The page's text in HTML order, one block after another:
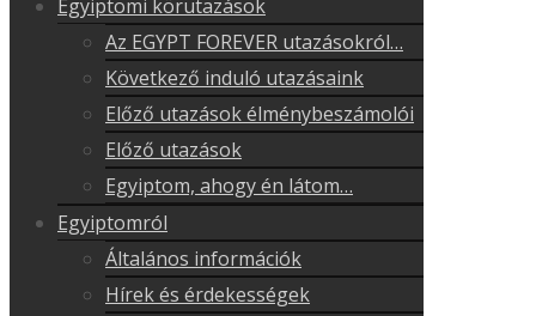
Egyiptomi körutazások
Az EGYPT FOREVER utazásokról…
Következő induló utazásaink
Előző utazások élménybeszámolói
Előző utazások
Egyiptom, ahogy én látom…
Egyiptomról
Általános információk
Hírek és érdekességek